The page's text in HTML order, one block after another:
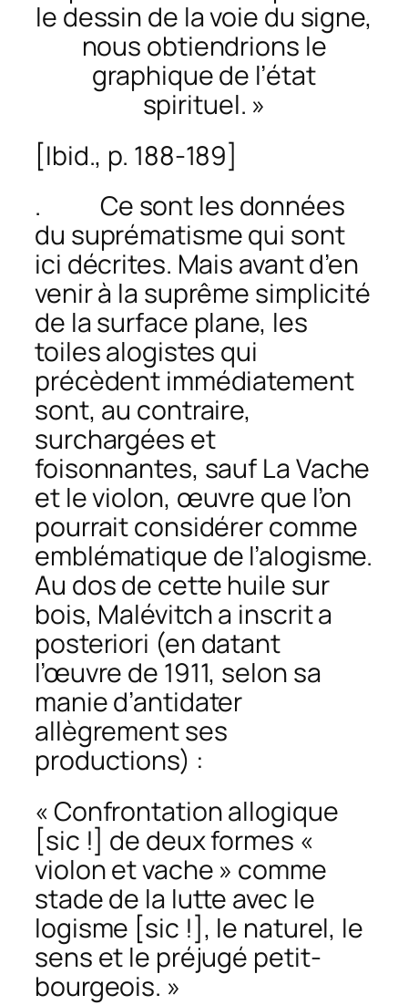
le dessin de la voie du signe,
nous obtiendrions le
graphique de l’état
spirituel. »
[Ibid., p. 188-189]
. Ce sont les données
du suprématisme qui sont
ici décrites. Mais avant d’en
venir à la suprême simplicité
de la surface plane, les
toiles alogistes qui
précèdent immédiatement
sont, au contraire,
surchargées et
foisonnantes, sauf La Vache
et le violon, œuvre que l’on
pourrait considérer comme
emblématique de l’alogisme.
Au dos de cette huile sur
bois, Malévitch a inscrita
posteriori (en datant
l’œuvre de 1911, selon sa
manie d’antidater
allègrement ses
productions) :
« Confrontation allogique
[sic !] de deux formes «
violon et vache » comme
stade de la lutte avec le
logisme [sic !], le naturel, le
sens et le préjugé petit-
bourgeois. »